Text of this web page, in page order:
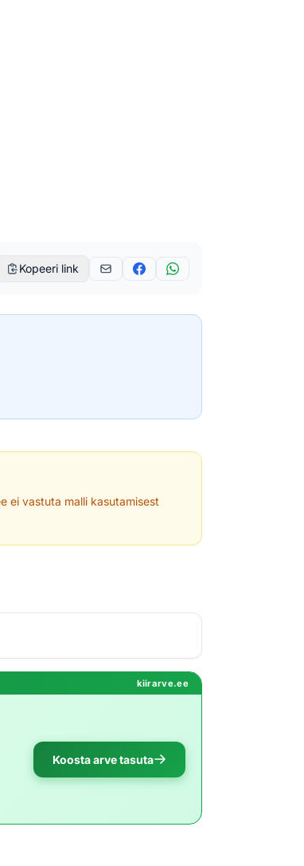
Kopeeri link
ei vastuta malli kasutamisest
kiirarve.ee
Koosta arve tasuta